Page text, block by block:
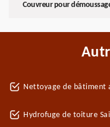
Couvreur pour
Nettoyage de bâtiment
Hydrofuge de toiture